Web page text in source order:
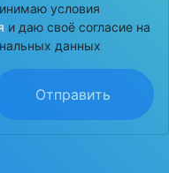
условия
и даю своё согласие на
данных
Отправить